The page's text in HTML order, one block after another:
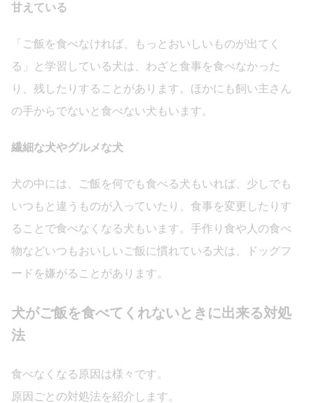
甘えている
「ご飯を食べなければ、もっとおいしいものが出てく
る」と学習している犬は、わざと食事を食べなかった
り、残したりすることがあります。ほかにも飼い主さん
の手からでないと食べない犬もいます。
繊細な犬やグルメな犬
犬の中には、ご飯を何でも食べる犬もいれば、少しでも
いつもと違うものが入っていたり、食事を変更したりす
ることで食べなくなる犬もいます。手作り食や人の食べ
物などいつもおいしいご飯に慣れている犬は、ドッグフ
ードを嫌がることがあります。
犬がご飯を食べてくれないときに出来る対処
法
食べなくなる原因は様々です。
原因ごとの対処法を紹介します。